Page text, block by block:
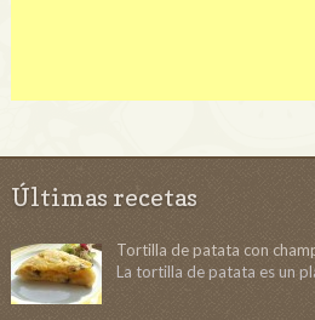
Últimas recetas
Tortilla de patata con
La tortilla de patata es un